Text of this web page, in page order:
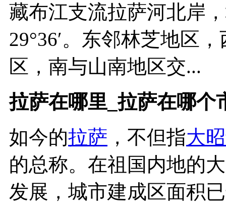
藏布江支流拉萨河北岸
29°36′。东邻林芝地区
区，南与山南地区交...
拉萨在哪里_拉萨在哪个
如今的拉萨 ，不但指大
的总称。在祖国内地的
发展，城市建成区面积